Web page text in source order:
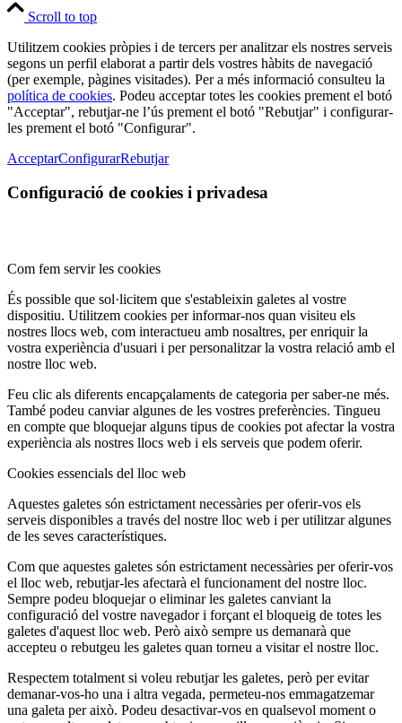
Scroll to top
Utilitzem cookies pròpies i de tercers per analitzar els nostres serveis
segons un perfil elaborat a partir dels vostres hàbits de navegació
(per exemple, pàgines visitades). Per a més informació consulteu la
política de cookies. Podeu acceptar totes les cookies prement el botó
"Acceptar", rebutjar-ne l’ús prement el botó "Rebutjar" i configurar-
les prement el botó "Configurar".
AcceptarConfigurarRebutjar
Configuració de cookies i privadesa
Com fem servir les cookies
És possible que sol·licitem que s'estableixin galetes al vostre
dispositiu. Utilitzem cookies per informar-nos quan visiteu els
nostres llocs web, com interactueu amb nosaltres, per enriquir la
vostra experiència d'usuari i per personalitzar la vostra relació amb el
nostre lloc web.
Feu clic als diferents encapçalaments de categoria per saber-ne més.
També podeu canviar algunes de les vostres preferències. Tingueu
en compte que bloquejar alguns tipus de cookies pot afectar la vostra
experiència als nostres llocs web i els serveis que podem oferir.
Cookies essencials del lloc web
Aquestes galetes són estrictament necessàries per oferir-vos els
serveis disponibles a través del nostre lloc web i per utilitzar algunes
de les seves característiques.
Com que aquestes galetes són estrictament necessàries per oferir-vos
el lloc web, rebutjar-les afectarà el funcionament del nostre lloc.
Sempre podeu bloquejar o eliminar les galetes canviant la
configuració del vostre navegador i forçant el bloqueig de totes les
galetes d'aquest lloc web. Però això sempre us demanarà que
accepteu o rebutgeu les galetes quan torneu a visitar el nostre lloc.
Respectem totalment si voleu rebutjar les galetes, però per evitar
demanar-vos-ho una i altra vegada, permeteu-nos emmagatzemar
una galeta per això. Podeu desactivar-vos en qualsevol moment o